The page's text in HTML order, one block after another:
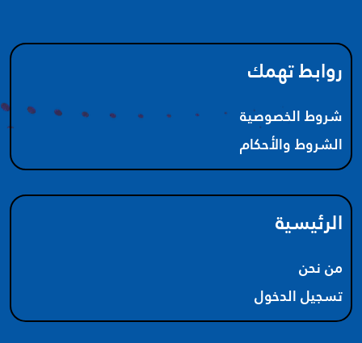
روابط تهمك
شروط الخصوصية
الشروط والأحكام
الرئيسية
من نحن
تسجيل الدخول